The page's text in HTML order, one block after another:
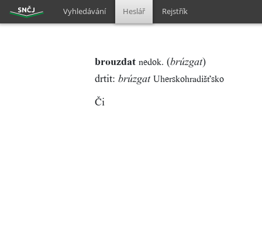
Vyhledávání Heslář Rejstřík
brouzdat nedok. (brúzgat)
drtit: brúzgat Uherskohradišťsko
Či